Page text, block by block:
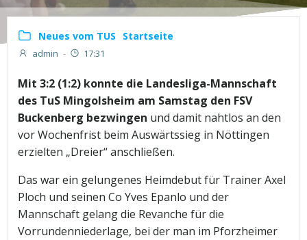
Neues vom TUS Startseite
admin - 17:31
Mit 3:2 (1:2) konnte die Landesliga-Mannschaft
des TuS Mingolsheim am Samstag den FSV
Buckenberg bezwingen und damit nahtlos an den
vor Wochenfrist beim Auswärtssieg in Nöttingen
erzielten „Dreier“ anschließen.
Das war ein gelungenes Heimdebut für Trainer Axel
Ploch und seinen Co Yves Epanlo und der
Mannschaft gelang die Revanche für die
Vorrundenniederlage, bei der man im Pforzheimer